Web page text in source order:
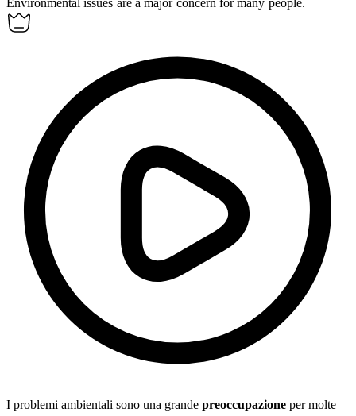
Environmental issues are a major concern for many people.
I problemi ambientali sono una grande preoccupazione per molte